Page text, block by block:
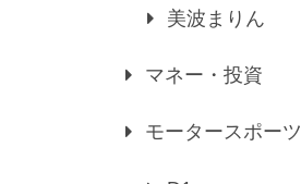
美波まりん
マネー・投資
モータースポーツ